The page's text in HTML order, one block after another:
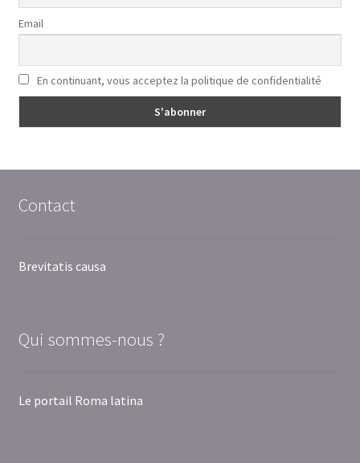
Email
En continuant, vous acceptez la politique de confidentialité
Contact
Brevitatis causa
Qui sommes-nous ?
Le portail Roma latina